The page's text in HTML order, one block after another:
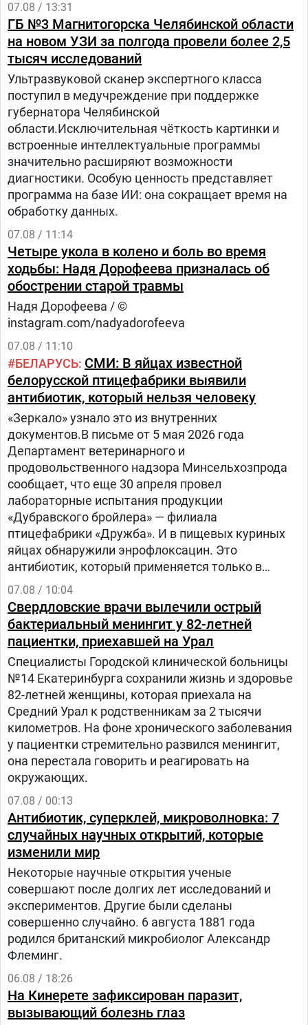
07.08 / 13:31
ГБ №3 Магнитогорска Челябинской области
на новом УЗИ за полгода провели более 2,5
тысяч исследований
Ультразвуковой сканер экспертного класса
поступил в медучреждение при поддержке
губернатора Челябинской
области.Исключительная чёткость картинки и
встроенные интеллектуальные программы
значительно расширяют возможности
диагностики. Особую ценность представляет
программа на базе ИИ: она сокращает время на
обработку данных.
07.08 / 11:14
Четыре укола в колено и боль во время
ходьбы: Надя Дорофеева призналась об
обострении старой травмы
Надя Дорофеева / ©
instagram.com/nadyadorofeeva
07.08 / 11:10
БЕЛАРУСЬ СМИ: В яйцах известной
белорусской птицефабрики выявили
антибиотик, который нельзя человеку
«Зеркало» узнало это из внутренних
документов.В письме от 5 мая 2026 года
Департамент ветеринарного и
продовольственного надзора Минсельхозпрода
сообщает, что еще 30 апреля провел
лабораторные испытания продукции
«Дубравского бройлера» — филиала
птицефабрики «Дружба». И в пищевых куриных
яйцах обнаружили энрофлоксацин. Это
антибиотик, который применяется только в
ветеринарии для лечения сельскохозяйственных,
домашних животных и птиц.
07.08 / 10:04
Свердловские врачи вылечили острый
бактериальный менингит у 82-летней
пациентки, приехавшей на Урал
Специалисты Городской клинической больницы
№14 Екатеринбурга сохранили жизнь и здоровье
82-летней женщины, которая приехала на
Средний Урал к родственникам за 2 тысячи
километров. На фоне хронического заболевания
у пациентки стремительно развился менингит,
она перестала говорить и реагировать на
окружающих.
07.08 / 00:13
Антибиотик, суперклей, микроволновка: 7
случайных научных открытий, которые
изменили мир
Некоторые научные открытия ученые
совершают после долгих лет исследований и
экспериментов. Другие были сделаны
совершенно случайно. 6 августа 1881 года
родился британский микробиолог Александр
Флеминг.
06.08 / 18:26
На Кинерете зафиксирован паразит,
вызывающий болезнь глаз